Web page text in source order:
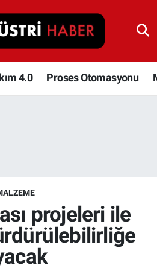
4.0 Proses Otomasyonu
projeleri ile